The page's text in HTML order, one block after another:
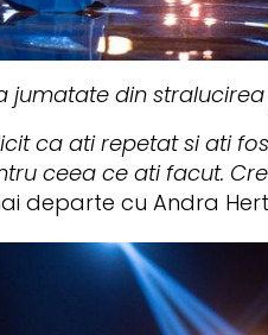
jumatate din
ca ati repetat si ati
ceea ce ati facut.
departe cu Andra